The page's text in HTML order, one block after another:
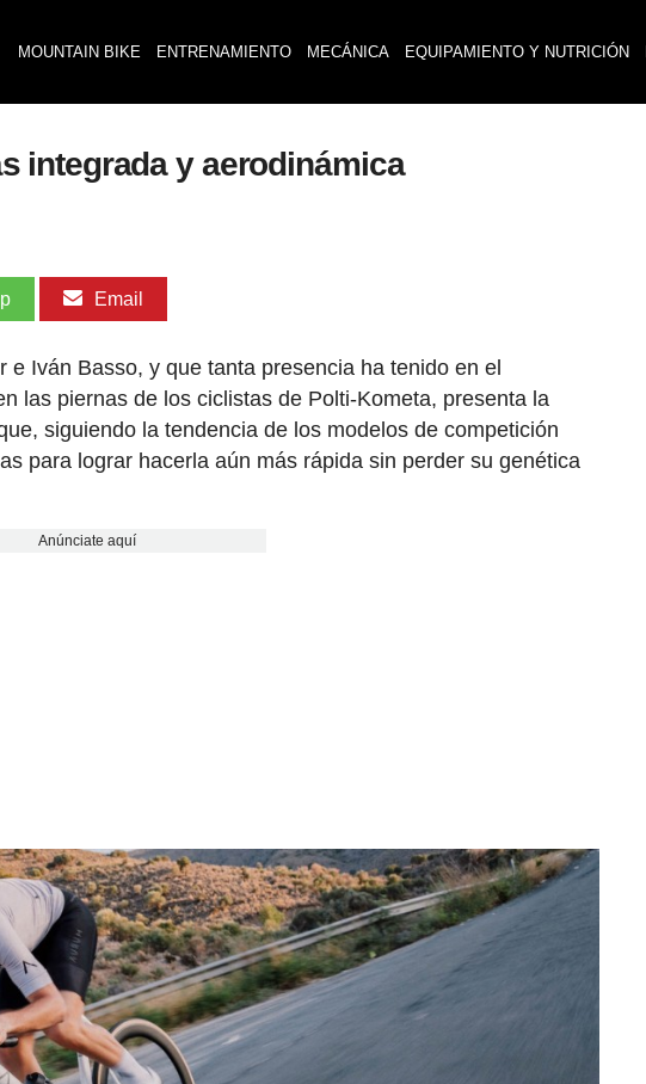
MOUNTAIN BIKE ENTRENAMIENTO MECÁNICA EQUIPAMIENTO Y NUTRICIÓN
integrada y aerodinámica
Email
Iván Basso, y que tanta presencia ha tenido en el
las piernas de los ciclistas de Polti-Kometa, presenta la
siguiendo la tendencia de los modelos de competición
para lograr hacerla aún más rápida sin perder su genética
Anúnciate aquí